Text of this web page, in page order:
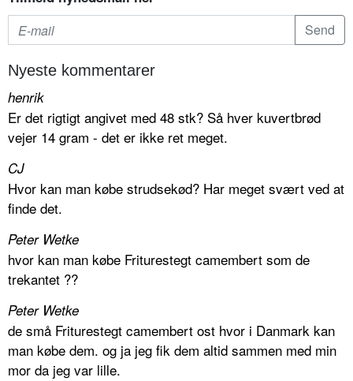
Nyeste kommentarer
henrik
Er det rigtigt angivet med 48 stk? Så hver kuvertbrød
vejer 14 gram - det er ikke ret meget.
CJ
Hvor kan man købe strudsekød? Har meget svært ved at
finde det.
Peter Wetke
hvor kan man købe Friturestegt camembert som de
trekantet ??
Peter Wetke
de små Friturestegt camembert ost hvor i Danmark kan
man købe dem. og ja jeg fik dem altid sammen med min
mor da jeg var lille.